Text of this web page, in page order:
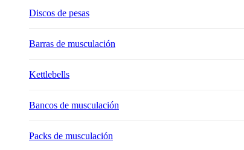
Discos de pesas
Barras de musculación
Kettlebells
Bancos de musculación
Packs de musculación